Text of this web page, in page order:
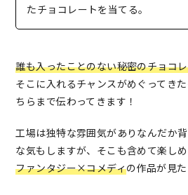
たチョコレートを当てる。
誰も入ったことのない秘密のチョコ
そこに入れるチャンスがめぐってき
ちらまで伝わってきます！
工場は独特な雰囲気がありなんだか
な気もしますが、そこも含めて楽し
ファンタジー×コメディの作品が見